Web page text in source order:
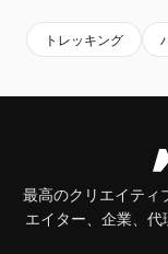
トレッキング
最高のクリエイティ
エイター、企業、